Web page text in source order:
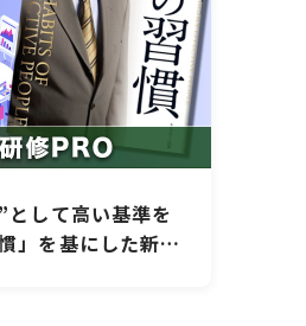
して高い基準を
」を基にした新入